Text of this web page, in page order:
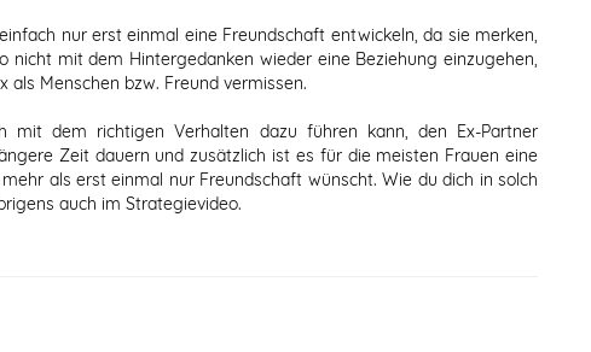
nur erst einmal eine Freundschaft entwickeln, da sie merken,
nicht mit dem Hintergedanken wieder eine Beziehung einzugehen,
als Menschen bzw. Freund vermissen.
dem richtigen Verhalten dazu führen kann, den Ex-Partner
Zeit dauern und zusätzlich ist es für die meisten Frauen eine
als erst einmal nur Freundschaft wünscht. Wie du dich in solch
auch im Strategievideo.